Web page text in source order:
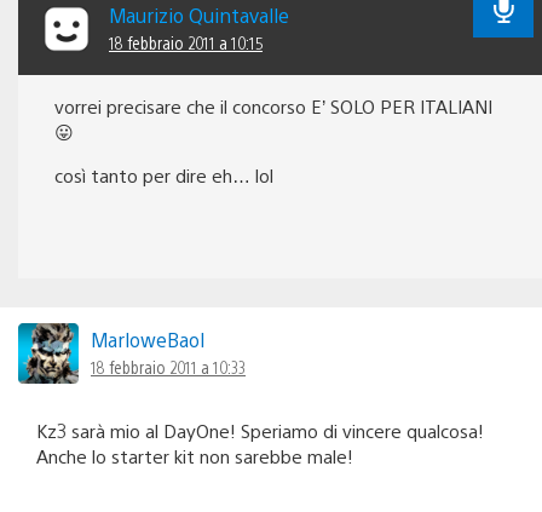
Maurizio Quintavalle
18 febbraio 2011 a 10:15
vorrei precisare che il concorso E’ SOLO PER ITALIANI
😛
così tanto per dire eh… lol
MarloweBaol
18 febbraio 2011 a 10:33
Kz3 sarà mio al DayOne! Speriamo di vincere qualcosa!
Anche lo starter kit non sarebbe male!